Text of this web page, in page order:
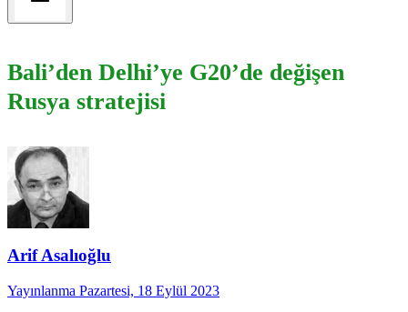
Bali’den Delhi’ye G20’de değişen
Rusya stratejisi
Arif Asalıoğlu
Yayınlanma Pazartesi, 18 Eylül 2023